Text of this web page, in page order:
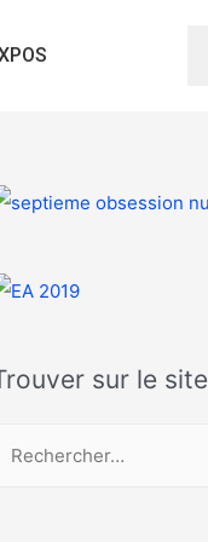
sur le site